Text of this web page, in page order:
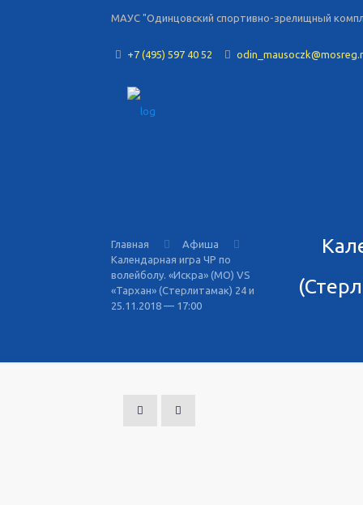
МАУС "Одинцовский спортивно-зрелищный
+7 (495) 597 40 52
Главная
Афиша
Календарная игра ЧР по
волейболу. «Искра» (МО) VS
«Тархан» (Стерлитамак) 24 и
25.11.2018 — 17:00